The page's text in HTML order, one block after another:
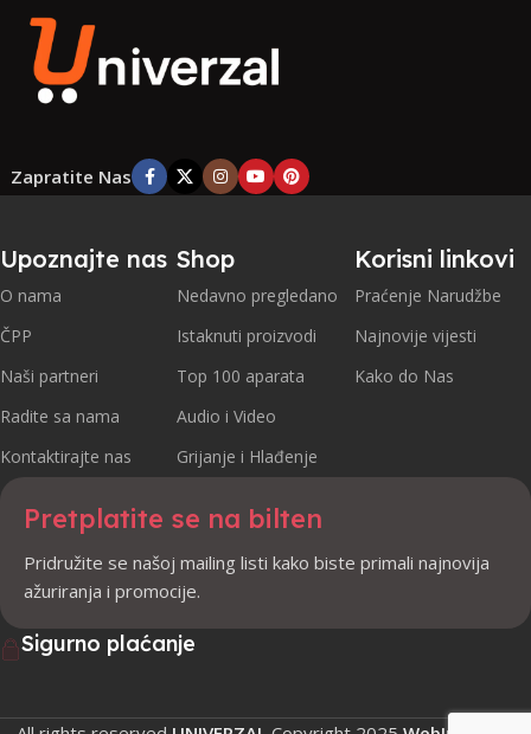
Zapratite Nas
Upoznajte nas
O nama
ČPP
Naši partneri
Radite sa nama
Kontaktirajte nas
Shop
Nedavno pregledano
Istaknuti proizvodi
Top 100 aparata
Audio i Video
Grijanje i Hlađenje
Korisni linkovi
Praćenje Narudžbe
Najnovije vijesti
Kako do Nas
Pretplatite se na bilten
Pridružite se našoj mailing listi kako biste primali najnovija
ažuriranja i promocije.
Sigurno plaćanje